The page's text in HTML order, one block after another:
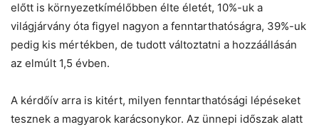
előtt is környezetkímélőbben élte életét, 10%-uk a
világjárvány óta figyel nagyon a fenntarthatóságra, 39%-uk
pedig kis mértékben, de tudott változtatni a hozzáállásán
az elmúlt 1,5 évben.
A kérdőív arra is kitért, milyen fenntarthatósági lépéseket
tesznek a magyarok karácsonykor. Az ünnepi időszak alatt